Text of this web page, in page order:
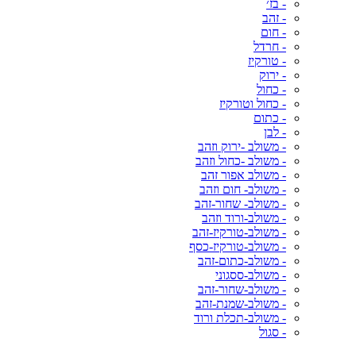
- בז׳
- זהב
- חום
- חרדל
- טורקיז
- ירוק
- כחול
- כחול וטורקיז
- כתום
- לבן
- משולב -ירוק וזהב
- משולב -כחול וזהב
- משולב אפור זהב
- משולב- חום וזהב
- משולב- שחור-זהב
- משולב-ורוד וזהב
- משולב-טורקיז-זהב
- משולב-טורקיז-כסף
- משולב-כתום-זהב
- משולב-ססגוני
- משולב-שחור-זהב
- משולב-שמנת-זהב
- משולב-תכלת ורוד
- סגול